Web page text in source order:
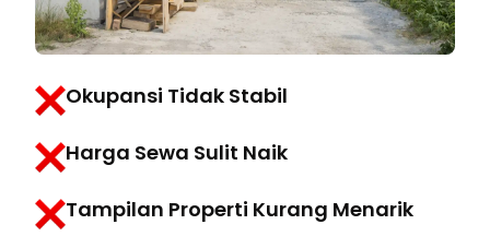
Okupansi Tidak Stabil
Harga Sewa Sulit Naik
Tampilan Properti Kurang Menarik